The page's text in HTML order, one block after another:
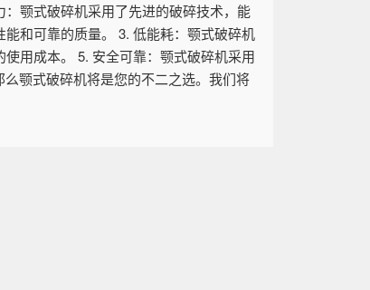
颚式破碎机采用了先进的破碎技术，能
和可靠的质量。 3. 低能耗：颚式破碎机
用成本。 5. 安全可靠：颚式破碎机采用
颚式破碎机将是您的不二之选。我们将